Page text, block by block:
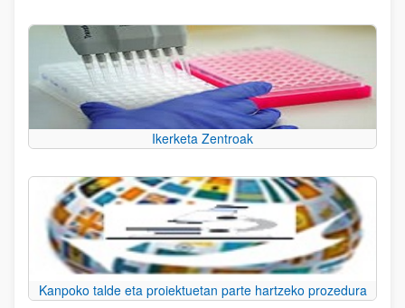
Ikerketa Zentroak
Kanpoko talde eta proiektuetan parte hartzeko prozedura